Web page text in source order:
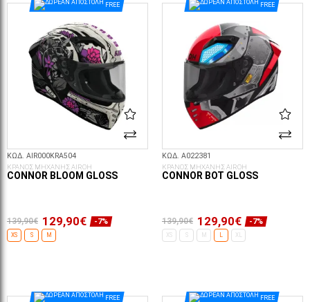
FREE
ΚΩΔ. AIR000KRA504
ΚΡΑΝΟΣ ΜΗΧΑΝΗΣ AIROH
CONNOR BLOOM GLOSS
139,90€ 129,90€ -7%
XS S M
FREE
ΚΩΔ. A022381
ΚΡΑΝΟΣ ΜΗΧΑΝΗΣ AIROH
CONNOR BOT GLOSS
139,90€ 129,90€ -7%
XS S L XL
FREE FREE